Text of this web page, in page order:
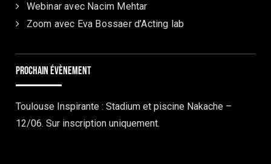
Webinar avec Nacim Mehtar
Zoom avec Eva Bossaer d’Acting lab
Prochain évènement
Toulouse Inspirante : Stadium et piscine Nakache –
12/06. Sur inscription uniquement.